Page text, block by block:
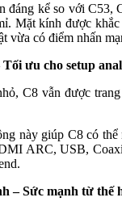
đáng kể so với C53,
Mặt kính được
vừa có điểm nhấn
Tối ưu cho setup
C8 vẫn được
này giúp C8 có
ARC, USB,
– Sức mạnh từ thế